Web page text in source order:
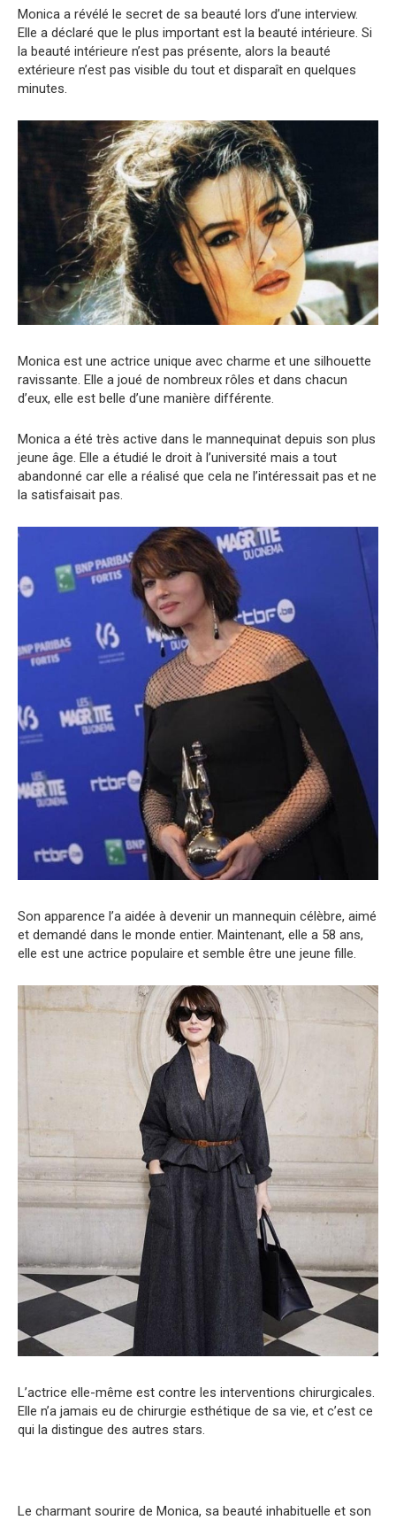
Monica a révélé le secret de sa beauté lors d’une interview.
Elle a déclaré que le plus important est la beauté intérieure. Si
la beauté intérieure n’est pas présente, alors la beauté
extérieure n’est pas visible du tout et disparaît en quelques
minutes.
Monica est une actrice unique avec charme et une silhouette
ravissante. Elle a joué de nombreux rôles et dans chacun
d’eux, elle est belle d’une manière différente.
Monica a été très active dans le mannequinat depuis son plus
jeune âge. Elle a étudié le droit à l’université mais a tout
abandonné car elle a réalisé que cela ne l’intéressait pas et ne
la satisfaisait pas.
Son apparence l’a aidée à devenir un mannequin célèbre, aimé
et demandé dans le monde entier. Maintenant, elle a 58 ans,
elle est une actrice populaire et semble être une jeune fille.
L’actrice elle-même est contre les interventions chirurgicales.
Elle n’a jamais eu de chirurgie esthétique de sa vie, et c’est ce
qui la distingue des autres stars.
Le charmant sourire de Monica, sa beauté inhabituelle et son